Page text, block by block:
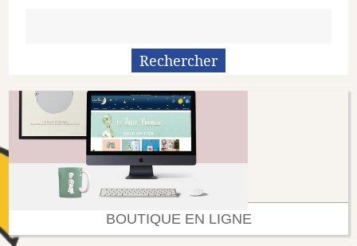
BOUTIQUE EN LIGNE